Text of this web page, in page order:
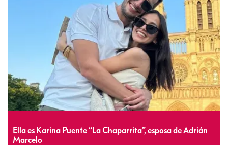
Ella es Karina Puente “La Chaparrita”, esposa de Adrián
Marcelo